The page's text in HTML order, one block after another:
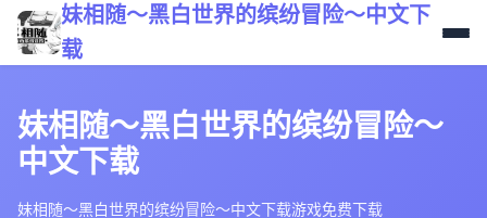
妹相随～黑白世界的缤纷冒险～中文下
载
妹相随～黑白世界的缤纷冒险～
中文下载
妹相随～黑白世界的缤纷冒险～中文下载游戏免费下载